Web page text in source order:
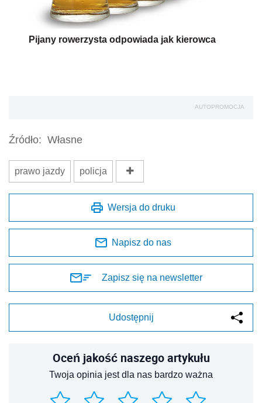
Pijany rowerzysta odpowiada jak kierowca
AUTOPROMOCJA
Źródło: Własne
prawo jazdy policja
Wersja do druku
Napisz do nas
Zapisz się na newsletter
Udostępnij
Oceń jakość naszego artykułu
Twoja opinia jest dla nas bardzo ważna